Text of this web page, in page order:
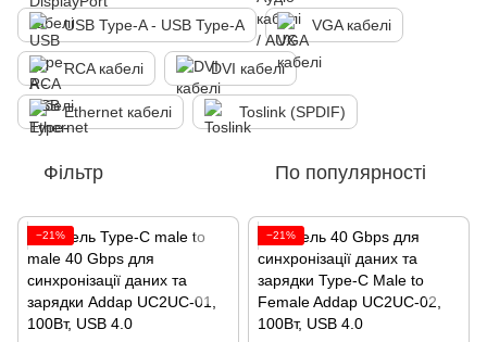
USB Type-A - USB Type-A VGA кабелі
RCA кабелі DVI кабелі
Ethernet кабелі Toslink (SPDIF)
Фільтр По популярності
−21% −21%